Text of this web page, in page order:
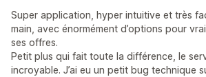
Super application, hyper intuitive et très
main, avec énormément d’options pour
ses offres.
Petit plus qui fait toute la différence, le
incroyable. J’ai eu un petit bug technique